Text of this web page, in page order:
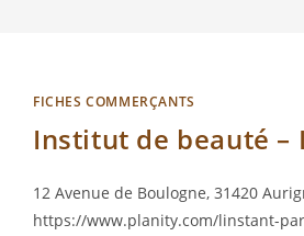
FICHES COMMERÇANTS
Institut de beauté –
12 Avenue de Boulogne, 31420
https://www.planity.com/linstant-